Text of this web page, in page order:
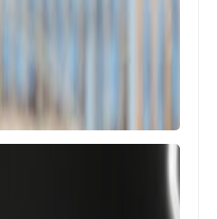
نفس حكم المباراة
يكشف عن حكام
سبورت